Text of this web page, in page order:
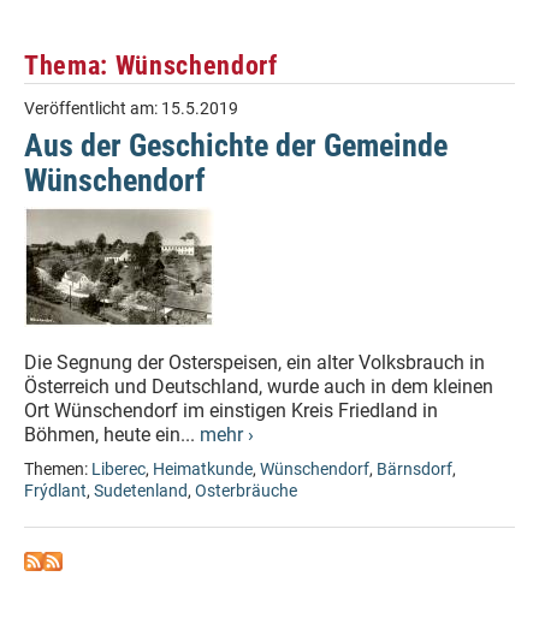
Thema: Wünschendorf
Veröffentlicht am: 15.5.2019
Aus der Geschichte der Gemeinde
Wünschendorf
Die Segnung der Osterspeisen, ein alter Volksbrauch in
Österreich und Deutschland, wurde auch in dem kleinen
Ort Wünschendorf im einstigen Kreis Friedland in
Böhmen, heute ein... mehr ›
Themen: Liberec, Heimatkunde, Wünschendorf, Bärnsdorf,
Frýdlant, Sudetenland, Osterbräuche